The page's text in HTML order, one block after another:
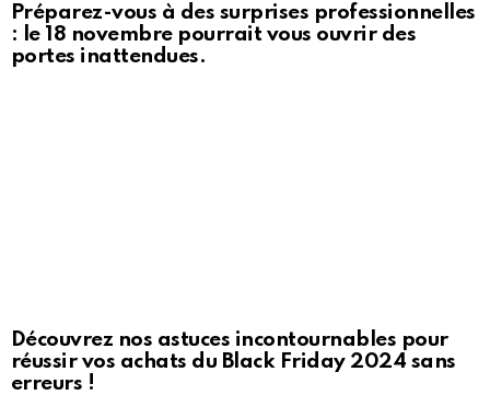
Préparez-vous à des surprises professionnelles
: le 18 novembre pourrait vous ouvrir des
portes inattendues.
Découvrez nos astuces incontournables pour
réussir vos achats du Black Friday 2024 sans
erreurs !